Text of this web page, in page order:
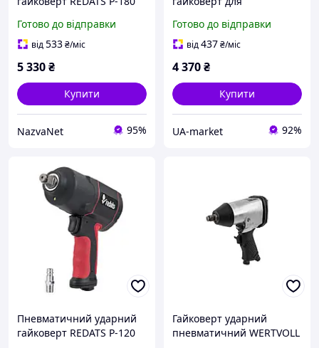
8500 об/хв легкий
композитний корпус
Готово до відправки
від533₴/міс
5 330₴
Купити
NazvaNet 95%
з крутним моментом 1500
Нм та легким корпусом
Готово до відправки
від437₴/міс
4 370₴
Купити
UA-market 92%
Пневматичний ударний
гайковерт REDATS P-120
Гайковерт ударний
пневматичний WERTVOLL